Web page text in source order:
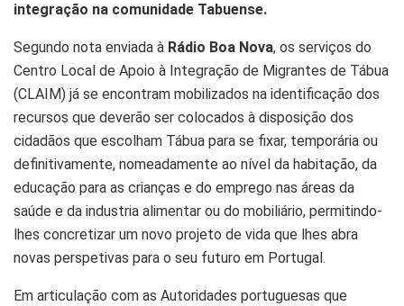
integração na comunidade Tabuense.
Segundo nota enviada à Rádio Boa Nova, os serviços do
Centro Local de Apoio à Integração de Migrantes de Tábua
(CLAIM) já se encontram mobilizados na identificação dos
recursos que deverão ser colocados à disposição dos
cidadãos que escolham Tábua para se fixar, temporária ou
definitivamente, nomeadamente ao nível da habitação, da
educação para as crianças e do emprego nas áreas da
saúde e da industria alimentar ou do mobiliário, permitindo-
lhes concretizar um novo projeto de vida que lhes abra
novas perspetivas para o seu futuro em Portugal.
Em articulação com as Autoridades portuguesas que